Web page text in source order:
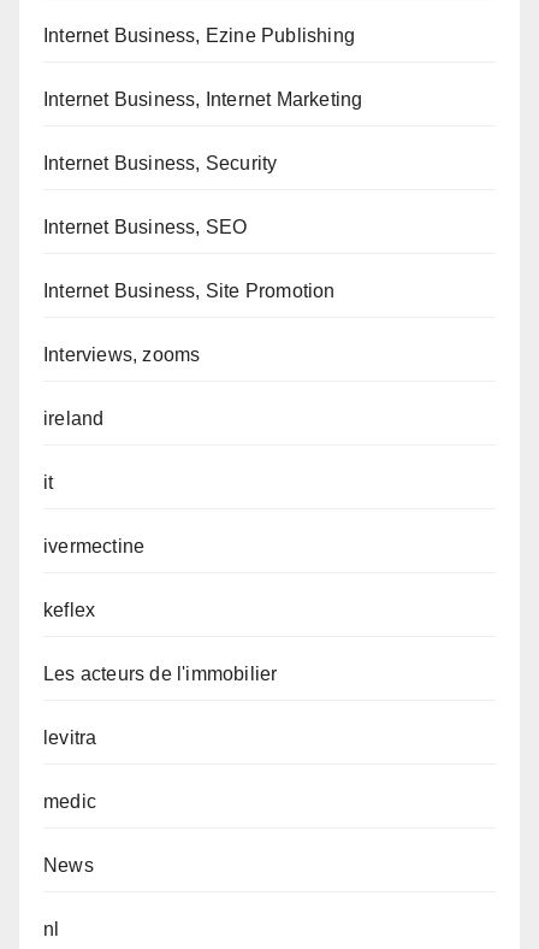
Internet Business, Ezine Publishing
Internet Business, Internet Marketing
Internet Business, Security
Internet Business, SEO
Internet Business, Site Promotion
Interviews, zooms
ireland
it
ivermectine
keflex
Les acteurs de l'immobilier
levitra
medic
News
nl